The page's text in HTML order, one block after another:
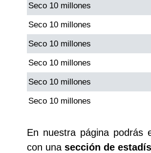
Seco 10 millones
Seco 10 millones
Seco 10 millones
Seco 10 millones
Seco 10 millones
Seco 10 millones
En nuestra página podrás
con unasección de